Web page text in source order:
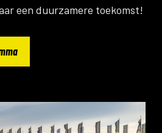
een duurzamere toekomst!